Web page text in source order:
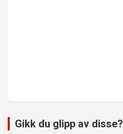
Gikk du glipp av disse?